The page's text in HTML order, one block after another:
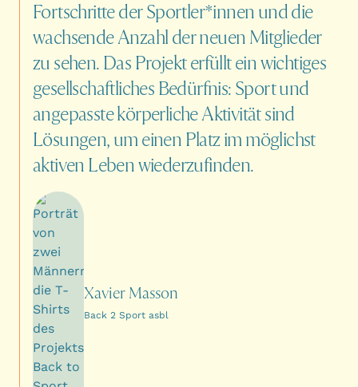
FortschrittederSportler*innen unddie
wachsendeAnzahl derneuen Mitglieder
zu sehen. Das Projekterfüllteinwichtiges
gesellschaftliches Bedürfnis: Sportund
angepasstekörperlicheAktivitätsind
Lösungen, um einen Platzim möglichst
aktiven Lebenwiederzufinden.
Xavier Masson
Back 2 Sport asbl